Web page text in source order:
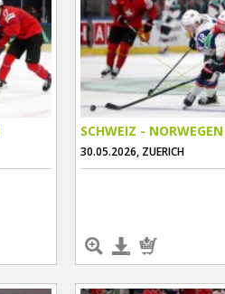
SCHWEIZ - NORWEGEN
30.05.2026, ZUERICH